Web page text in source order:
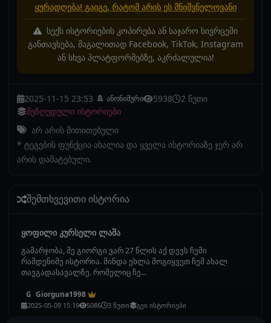
ყურადღება! გაიგე, რატომ არის ეს მნიშვნელოვანი
სექს ისტორიების კოპირება ან საჯარო სივრცეში
განთავსება, მაგალითად Facebook, TikTok, Instagram
ან სხვა პლატფორმებზე, აკრძალულია!
2025-11-15 23:53 ანონიმური 5938
2 წუთი
შეზღუდული ისტორიები
არ არის მითითებული
* ტეგების ფუნქცია ახალია და ყველა ისტორიაზე ჯერ არ
არის დამატებული.
შემთხვევითი ისტორია
ყოფილი კურსელი ლაშა
გამარჯობა, მე გიორგი ვარ 27 წლის აქ დევს ჩემი
რამდენიმე ისტორია. მინდა ეხლა მოგიყვეთ ჩემ ახალ
თავგადასავალზე. რომელიც ჩე...
G Giorguna1998
2025-05-09 15:19 5086 3 წუთი გეი ისტორიები